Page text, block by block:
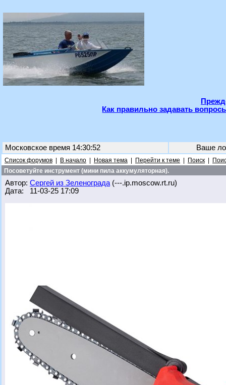
Как правильно задавать
Московское время 14:30:52 Ваше
Список форумов В начало Новая тема Перейти к теме Поиск
Посоветуйте инструмент (мини пила аккумуляторная).
Автор: Сергей из Зеленограда (---.ip.moscow.rt.ru)
Дата: 11-03-25 17:09